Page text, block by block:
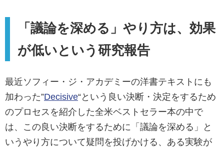
「議論を深める」やり方は、効果
が低いという研究報告
最近ソフィー・ジ・アカデミーの洋書テキストにも
加わった”Decisive“という良い決断・決定をするため
のプロセスを紹介した全米ベストセラー本の中で
は、この良い決断をするために「議論を深める」と
いうやり方について疑問を投げかける、ある実験が